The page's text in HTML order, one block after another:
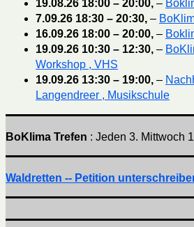
19.08.26 18:00 – 20:00, –
7.09.26 18:30 – 20:30, –
16.09.26 18:00 – 20:00, –
19.09.26 10:30 – 12:30, –
Workshop , VHS
19.09.26 13:30 – 19:00, –
Langendreer , Musikschule
BoKlima Trefen : Jeden 3. Mittwoch
Waldretten -- Petition